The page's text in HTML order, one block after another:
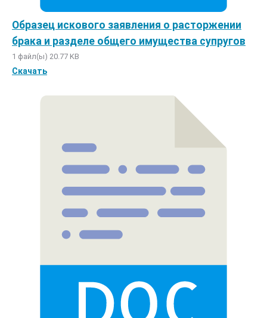
Образец искового заявления о расторжении
брака и разделе общего имущества супругов
1 файл(ы) 20.77 KB
Скачать